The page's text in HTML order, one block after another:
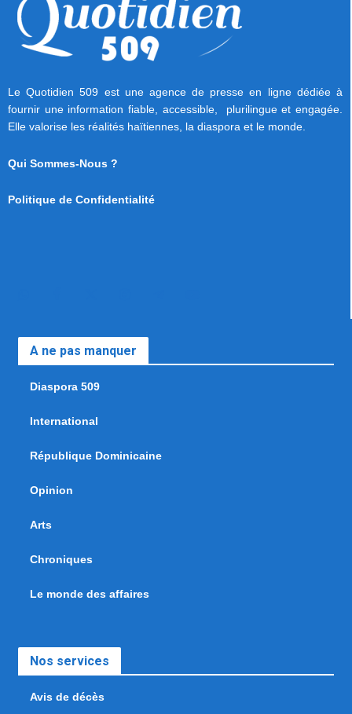
Le Quotidien 509 est une agence de presse en ligne dédiée à
fournir une information fiable, accessible, plurilingue et engagée.
Elle valorise les réalités haïtiennes, la diaspora et le monde.
Qui Sommes-Nous ?
Politique de Confidentialité
A ne pas manquer
Diaspora 509
International
République Dominicaine
Opinion
Arts
Chroniques
Le monde des affaires
Nos services
Avis de décès